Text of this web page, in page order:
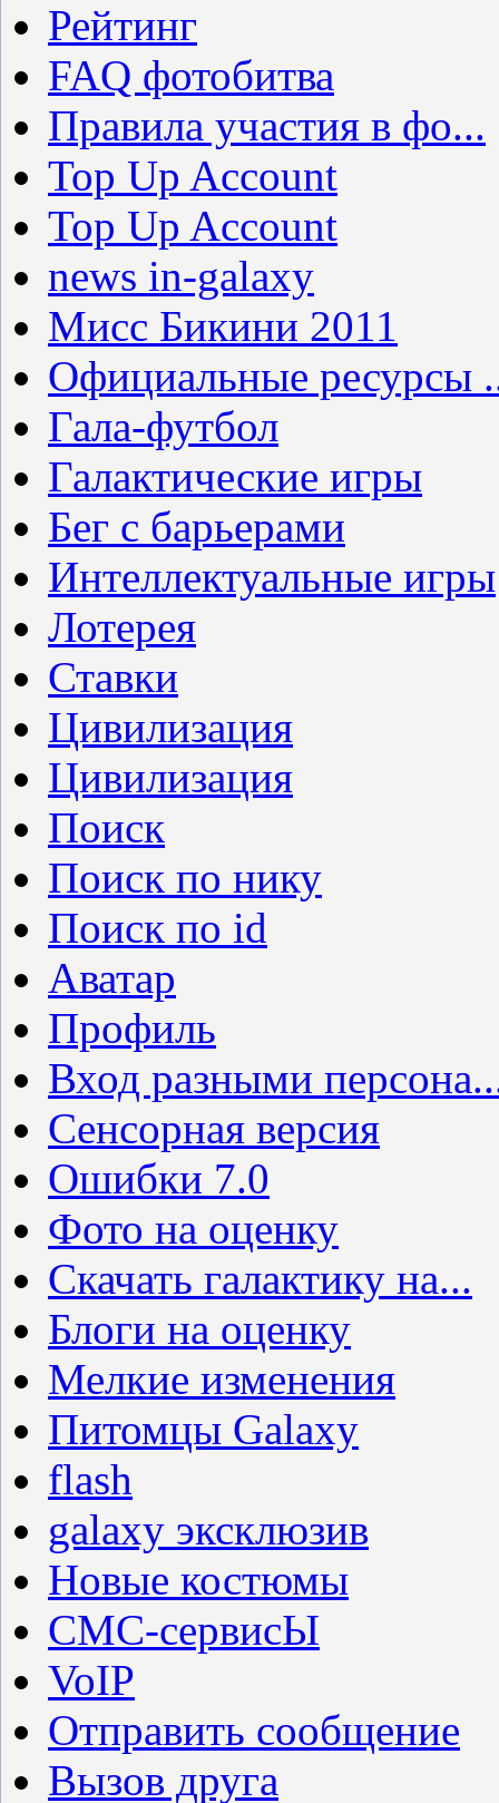
Рейтинг
FAQ фотобитва
Правила участия в фо...
Top Up Account
Top Up Account
news in-galaxy
Мисс Бикини 2011
Официальные ресурсы
Гала-футбол
Галактические игры
Бег с барьерами
Интеллектуальные игры
Лотерея
Ставки
Цивилизация
Цивилизация
Поиск
Поиск по нику
Поиск по id
Аватар
Профиль
Вход разными
Сенсорная версия
Ошибки 7.0
Фото на оценку
Скачать галактику на...
Блоги на оценку
Мелкие изменения
Питомцы Galaxy
flash
galaxy эксклюзив
Новые костюмы
СМС-сервисЫ
VoIP
Отправить сообщение
Вызов друга